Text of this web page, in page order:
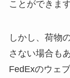
ことができます
しかし、荷物
さない場合も
FedExのウェ